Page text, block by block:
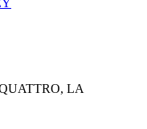
LA